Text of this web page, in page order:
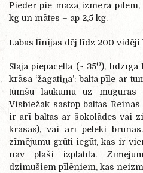
Pieder pie maza izmēra pīlēm,
kg un mātes – ap 2,5 kg.
Labas līnijas dēj līdz 200 vidēji
Stāja piepacelta (~ 350), līdzīga
krāsa ‘žagatiņa’: balta pīle ar
tumšu laukumu uz
Visbiežāk sastop baltas
ir arī baltas ar šokolādes vai
krāsas), vai arī pelēki
zīmējumu grūti iegūt, kas ir
nav plaši izplatīta.
dzimušiem pīlēniem, kas